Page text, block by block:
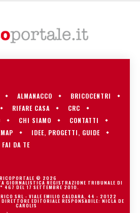
ALMANACCO
BRICOCENTRI
RIFARE CASA
CRC
CHI SIAMO
CONTATTI
IDEE, PROGETTI, GUIDE
FAI DA TE
© 2026
GIORNALISTICA REGISTRAZIONE TRIBUNALE DI
467 DEL 17 SETTEMBRE 2010.
SRL - VIALE EMILIO CALDARA, 44 - 20122
EDITORIALE RESPONSABILE: NICLA DE
CAROLIS